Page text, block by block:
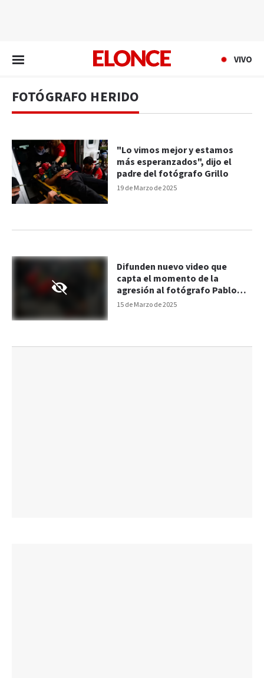
VIVO
FOTÓGRAFO HERIDO
19 de Marzo de 2025
"Lo vimos mejor y estamos
más esperanzados", dijo el
padre del fotógrafo Grillo
15 de Marzo de 2025
Difunden nuevo video que
capta el momento de la
agresión al fotógrafo Pablo
Grillo